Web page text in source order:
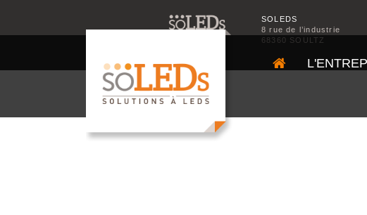
SOLEDS
8 rue de l’industrie
68360 SOULTZ